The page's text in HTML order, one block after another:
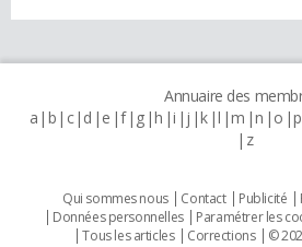
Annuaire des
a b c d e f g h i j k l m n o p
z
Qui sommes nous Contact Publicité
Données personnelles
Paramétrer les
Tous les articles
Corrections ©